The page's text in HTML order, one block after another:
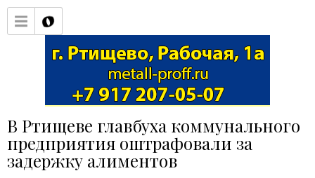
В Ртищеве главбуха коммунального
предприятия оштрафовали за
задержку алиментов